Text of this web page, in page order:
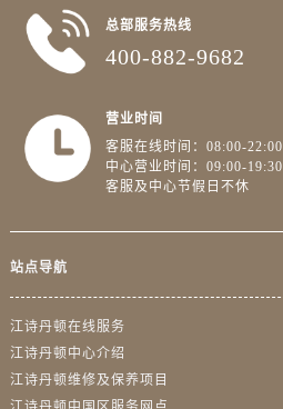
总部服务热线
400-882-9682
营业时间
客服在线时间：08:00-22:00
中心营业时间：09:00-19:30
客服及中心节假日不休
站点导航
江诗丹顿在线服务
江诗丹顿中心介绍
江诗丹顿维修及保养项目